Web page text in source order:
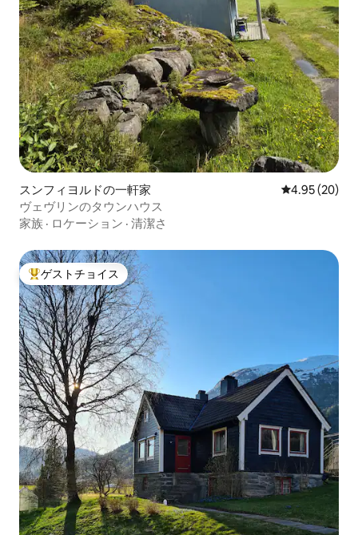
スンフィヨルドの一軒家 レビュー20
4.95 (20)
ヴェヴリンのタウンハウス
家族 · ロケーション · 清潔さ
大好評のゲストチョイスです。
ゲストチョイス